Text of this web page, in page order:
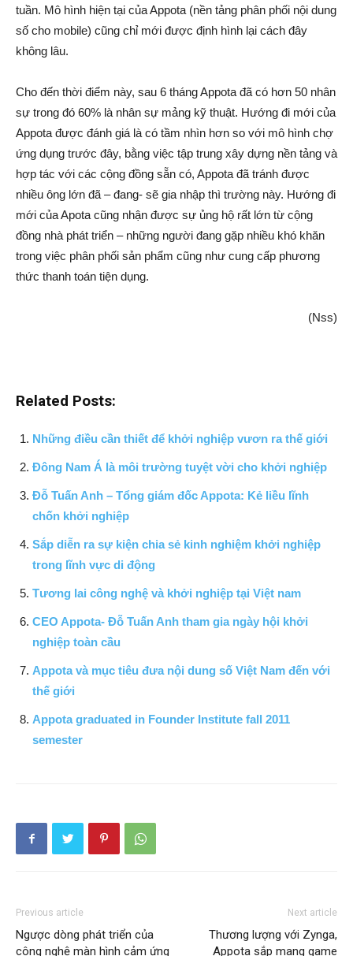
tuần. Mô hình hiện tại của Appota (nền tảng phân phối nội dung
số cho mobile) cũng chỉ mới được định hình lại cách đây
không lâu.
Cho đến thời điểm này, sau 6 tháng Appota đã có hơn 50 nhân
sự trong đó 60% là nhân sự mảng kỹ thuật. Hướng đi mới của
Appota được đánh giá là có tầm nhìn hơn so với mô hình chợ
ứng dụng trước đây, bằng việc tập trung xây dựng nền tảng và
hợp tác với các cộng đồng sẵn có, Appota đã tránh được
nhiều ông lớn đã – đang- sẽ gia nhập thì trường này. Hướng đi
mới của Apota cũng nhận được sự ủng hộ rất lớn từ cộng
đồng nhà phát triển – những người đang gặp nhiều khó khăn
trong việc phân phối sản phẩm cũng như cung cấp phương
thức thanh toán tiện dụng.
(Nss)
Related Posts:
Những điều cần thiết để khởi nghiệp vươn ra thế giới
Đông Nam Á là môi trường tuyệt vời cho khởi nghiệp
Đỗ Tuấn Anh – Tổng giám đốc Appota: Kẻ liều lĩnh
chốn khởi nghiệp
Sắp diễn ra sự kiện chia sẻ kinh nghiệm khởi nghiệp
trong lĩnh vực di động
Tương lai công nghệ và khởi nghiệp tại Việt nam
CEO Appota- Đỗ Tuấn Anh tham gia ngày hội khởi
nghiệp toàn cầu
Appota và mục tiêu đưa nội dung số Việt Nam đến với
thế giới
Appota graduated in Founder Institute fall 2011
semester
Previous article
Ngược dòng phát triển của
công nghệ màn hình cảm ứng
Next article
Thương lượng với Zynga,
Appota sắp mang game